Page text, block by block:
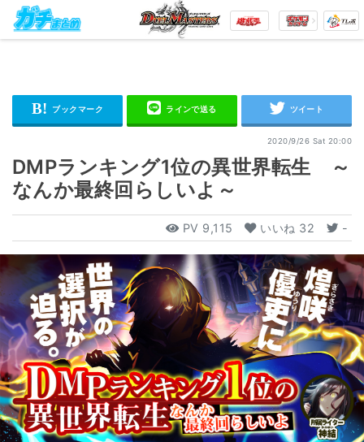
2020/9/26 Sat 20:00
DMPランキング1位の異世界転生 ～
なんか最終回らしいよ～
PV 9,115 いいね 32 -